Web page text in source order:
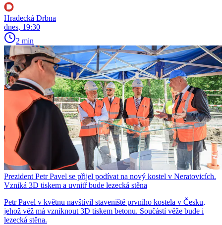
Hradecká Drbna
dnes, 19:30
2 min
Prezident Petr Pavel se přijel podívat na nový kostel v Neratovicích.
Vzniká 3D tiskem a uvnitř bude lezecká stěna
Petr Pavel v květnu navštívil staveniště prvního kostela v Česku,
jehož věž má vzniknout 3D tiskem betonu. Součástí věže bude i
lezecká stěna.